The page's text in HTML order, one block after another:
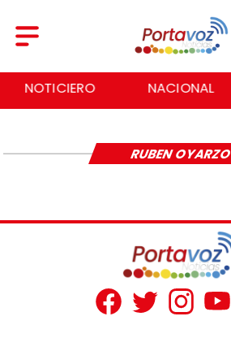
NOTICIERO NACIONAL
RUBEN OYARZO